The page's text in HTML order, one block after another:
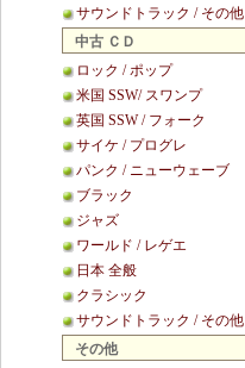
サウンドトラック / その他
中古 ＣＤ
ロック / ポップ
米国 SSW/ スワンプ
英国 SSW / フォーク
サイケ / プログレ
パンク / ニューウェーブ
ブラック
ジャズ
ワールド / レゲエ
日本 全般
クラシック
サウンドトラック / その他
その他